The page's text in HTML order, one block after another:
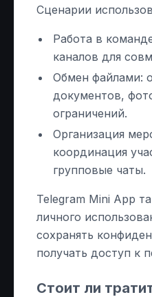
Сценарии
Работа в
каналов для
Обмен файлами:
документов,
ограничений.
Организация
координация
групповые чаты.
Telegram Mini App
личного
сохранять
получать доступ к
Стоит ли